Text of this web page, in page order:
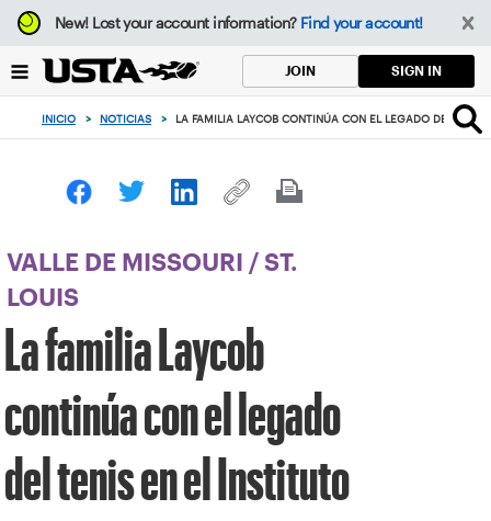
Enfoque
desde
botón
volver
principio
New!Lost your account information? Find your account!
JOIN SIGN IN
INICIO > NOTICIAS > LA FAMILIA LAYCOB CONTINÚA CON EL LEGADO DEL
VALLE DE MISSOURI / ST.
LOUIS
La familia Laycob
continúa con el legado
del tenis en el Instituto